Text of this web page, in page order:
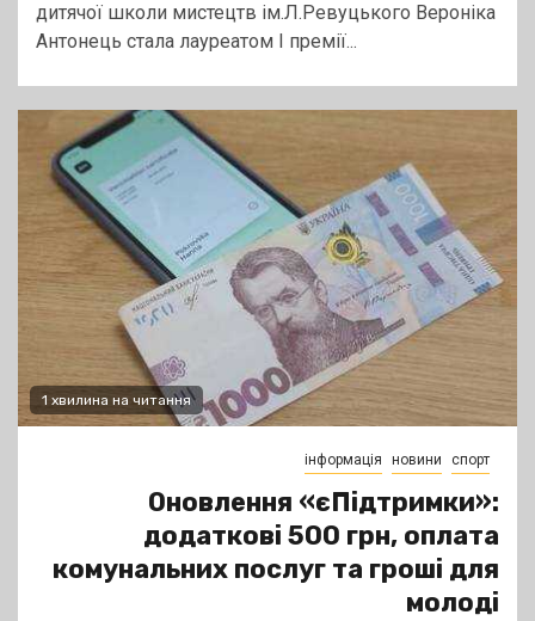
дитячої школи мистецтв ім.Л.Ревуцького Вероніка
Антонець стала лауреатом І премії...
1 хвилина на читання
інформація новини спорт
Оновлення «єПідтримки»:
додаткові 500 грн, оплата
комунальних послуг та гроші для
молоді